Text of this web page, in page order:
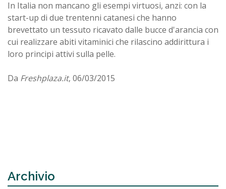
In Italia non mancano gli esempi virtuosi, anzi: con la
start-up di due trentenni catanesi che hanno
brevettato un tessuto ricavato dalle bucce d'arancia con
cui realizzare abiti vitaminici che rilascino addirittura i
loro principi attivi sulla pelle.
Da Freshplaza.it, 06/03/2015
Archivio